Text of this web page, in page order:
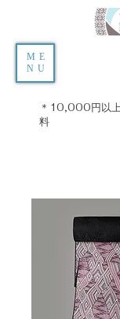
ME
NU
＊10,000円以
料